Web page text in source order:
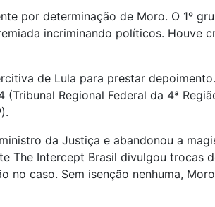
por determinação de Moro. O 1º
incriminando políticos. Houve
de Lula para prestar
Regional Federal da 4ª
da Justiça e abandonou a
The Intercept Brasil divulgou trocas
no caso. Sem isenção nenhuma,